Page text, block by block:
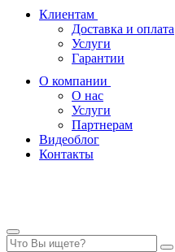
Клиентам
Доставка и оплата
Услуги
Гарантии
О компании
О нас
Услуги
Партнерам
Видеоблог
Контакты